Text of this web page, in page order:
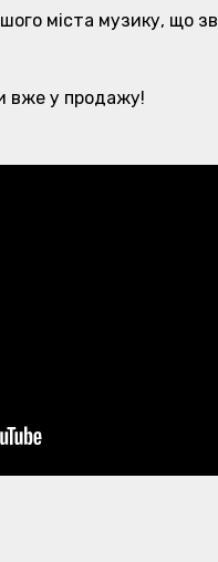
міста музику, що
вже у продажу!